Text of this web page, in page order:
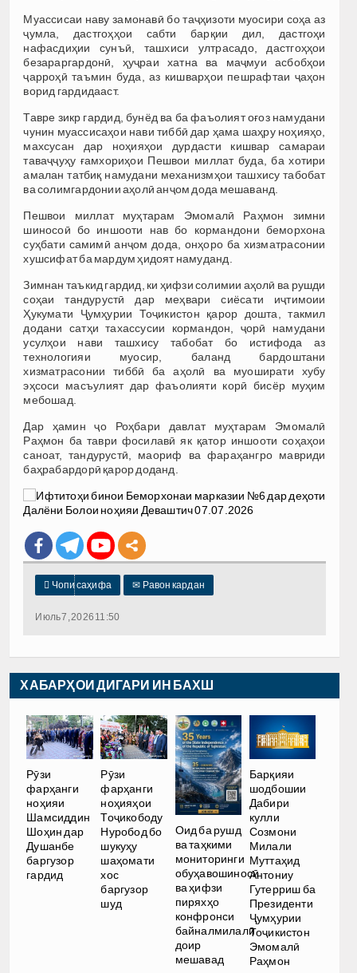
Муассисаи наву замонавӣ бо таҷҳизоти муосири соҳа аз
ҷумла, дастгоҳҳои сабти барқии дил, дастгоҳи
нафасдиҳии сунъӣ, ташхиси ултрасадо, дастгоҳҳои
безараргардонӣ, ҳуҷраи хатна ва маҷмуи асбобҳои
ҷарроҳӣ таъмин буда, аз кишварҳои пешрафтаи ҷаҳон
ворид гардидааст.
Тавре зикр гардид, бунёд ва ба фаъолият оғоз намудани
чунин муассисаҳои нави тиббӣ дар ҳама шаҳру ноҳияҳо,
махсусан дар ноҳияҳои дурдасти кишвар самараи
таваҷҷуҳу ғамхориҳои Пешвои миллат буда, ба хотири
амалан татбиқ намудани механизмҳои ташхису табобат
ва солимгардонии аҳолӣ анҷом дода мешаванд.
Пешвои миллат муҳтарам Эмомалӣ Раҳмон зимни
шиносоӣ бо иншооти нав бо кормандони беморхона
суҳбати самимӣ анҷом дода, онҳоро ба хизматрасонии
хушсифат ба мардум ҳидоят намуданд.
Зимнан таъкид гардид, ки ҳифзи солимии аҳолӣ ва рушди
соҳаи тандурустӣ дар меҳвари сиёсати иҷтимоии
Ҳукумати Ҷумҳурии Тоҷикистон қарор дошта, такмил
додани сатҳи тахассусии кормандон, ҷорӣ намудани
усулҳои нави ташхису табобат бо истифода аз
технологияи муосир, баланд бардоштани
хизматрасонии тиббӣ ба аҳолӣ ва муоширати хубу
эҳсоси масъулият дар фаъолияти корӣ бисёр муҳим
мебошад.
Дар ҳамин ҷо Роҳбари давлат муҳтарам Эмомалӣ
Раҳмон ба таври фосилавӣ як қатор иншооти соҳаҳои
саноат, тандурустӣ, маориф ва фараҳангро мавриди
баҳрабардорӣ қарор доданд.
 Чопи саҳифа ✉ Равон кардан
Июль 7, 2026 11:50
ХАБАРҲОИ ДИГАРИ ИН БАХШ
Рӯзи
фарҳанги
ноҳияи
Шамсиддин
Шоҳин дар
Душанбе
баргузор
гардид
Рӯзи
фарҳанги
ноҳияҳои
Тоҷикободу
Нуробод бо
шукуҳу
шаҳомати
хос
баргузор
шуд
Оид ба рушд
ва таҳкими
мониторинги
обуҳавошиносӣ
ва ҳифзи
пиряхҳо
конфронси
байналмилалӣ
доир
мешавад
Барқияи
шодбошии
Дабири
кулли
Созмони
Милали
Муттаҳид
Антониу
Гутерриш ба
Президенти
Ҷумҳурии
Тоҷикистон
Эмомалӣ
Раҳмон